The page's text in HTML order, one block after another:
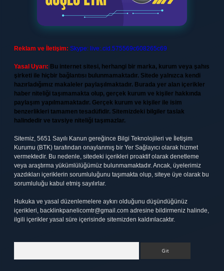
Reklam ve İletişim: Skype: live:.cid.575569c608265c69
Yasal Uyarı: Bu internet sitesi, herhangi bir marka, kurum veya şahıs
şirketi ile hiçbir bağlantısı bulunmamaktadır. Sitede yalnızca kendi
hazırladığımız makaleler paylaşılmaktadır. Burada yer alan içerikler
haber niteliği taşımamakta olup, gerçek kurum ve kişiler hakkında
paylaşım yapılmamaktadır. Gerçek kurum ve kişiler ile isim
benzerlikleri tamamen tesadüfidir. Sitemizdeki bilgiler taslak
halindedir ve tavsiye niteliği taşımazlar.
Sitemiz, 5651 Sayılı Kanun gereğince Bilgi Teknolojileri ve İletişim
Kurumu (BTK) tarafından onaylanmış bir Yer Sağlayıcı olarak hizmet
vermektedir. Bu nedenle, sitedeki içerikleri proaktif olarak denetleme
veya araştırma yükümlülüğümüz bulunmamaktadır. Ancak, üyelerimiz
yazdıkları içeriklerin sorumluluğunu taşımakta olup, siteye üye olarak bu
sorumluluğu kabul etmiş sayılırlar.
Hukuka ve yasal düzenlemelere aykırı olduğunu düşündüğünüz
içerikleri, backlinkpanelicomtr@gmail.com adresine bildirmeniz halinde,
ilgili içerikler yasal süre içerisinde sitemizden kaldırılacaktır.